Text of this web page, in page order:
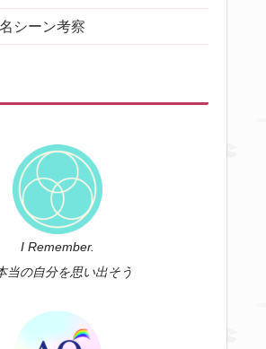
シーン考察
I Remember.
当の自分を思い出そう